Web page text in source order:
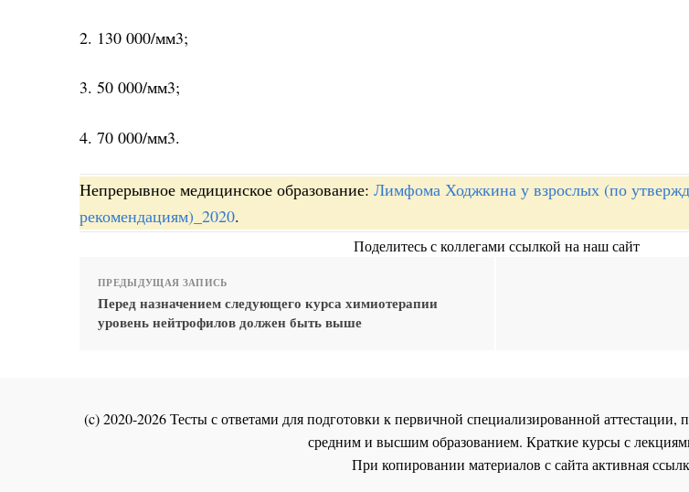
2. 130 000/мм3;
3. 50 000/мм3;
4. 70 000/мм3.
Непрерывное медицинское образование: Лимфома Ходжкина у взрослых (по
рекомендациям)_2020.
Поделитесь с коллегами ссылкой на наш сайт
ПРЕДЫДУЩАЯ ЗАПИСЬ
Перед назначением следующего курса химиотерапии
уровень нейтрофилов должен быть выше
(c) 2020-2026 Тесты с ответами для подготовки к первичной специализированной
средним и высшим образованием. Краткие курсы с
При копировании материалов с сайта активная